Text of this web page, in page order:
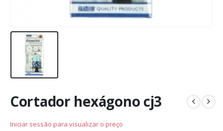
Cortador hexágono cj3
Iniciar sessão para visualizar o preço